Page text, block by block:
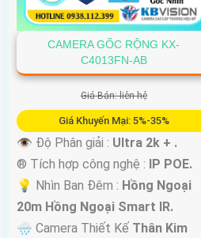
CAMERA GỐC RỘNG KX-
C4013FN-AB
Giá Bán: liên hệ
Giá Khuyến Mại: 5%-35%
👁 Độ Phân giải : Ultra 2k + .
®️ Tích hợp công nghệ : IP POE.
💡 Nhìn Ban Đêm : Hồng Ngoại
20m Hồng Ngoại Smart IR.
🌧️ Camera Thiết Kế Thân Kim